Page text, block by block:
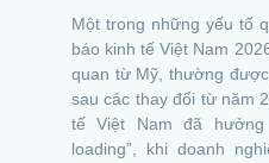
Một trong những yếu tố
báo kinh tế Việt Nam
quan từ Mỹ, thường được
sau các thay đổi từ năm
tế Việt Nam đã
loading”, khi doanh